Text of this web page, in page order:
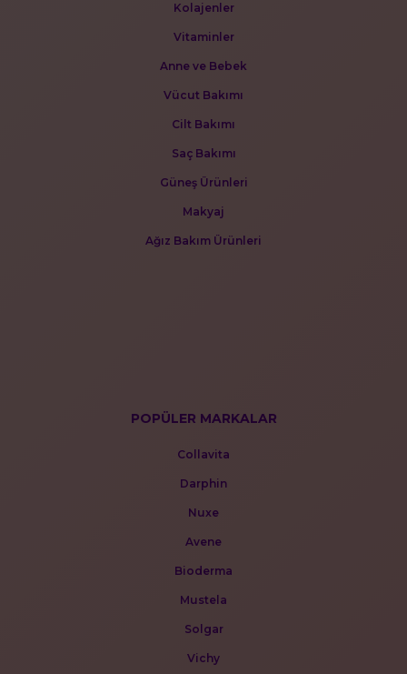
Kolajenler
Vitaminler
Anne ve Bebek
Vücut Bakımı
Cilt Bakımı
Saç Bakımı
Güneş Ürünleri
Makyaj
Ağız Bakım Ürünleri
POPÜLER MARKALAR
Collavita
Darphin
Nuxe
Avene
Bioderma
Mustela
Solgar
Vichy